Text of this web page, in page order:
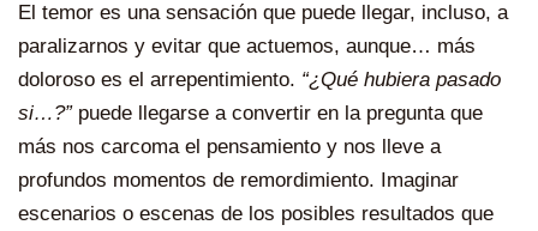
El temor es una sensación que puede llegar, incluso, a
paralizarnos y evitar que actuemos, aunque… más
doloroso es el arrepentimiento. “¿Qué hubiera pasado
si…?”puede llegarse a convertir en la pregunta que
más nos carcoma el pensamiento y nos lleve a
profundos momentos de remordimiento. Imaginar
escenarios o escenas de los posibles resultados que